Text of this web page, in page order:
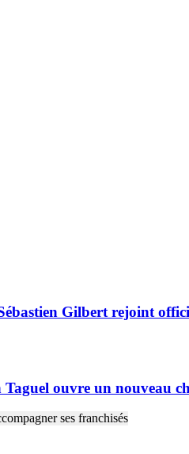
Gilbert rejoint
ouvre un nouveau